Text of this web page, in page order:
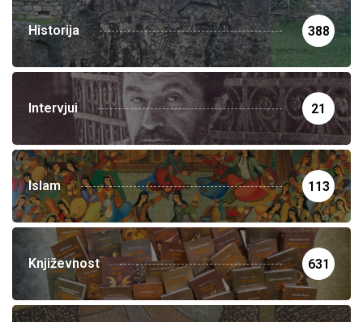
Historija 388
Intervjui 21
Islam 113
Književnost 631